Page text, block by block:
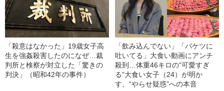
「殺意はなかった」19歳女子高
生を強姦殺害したのになぜ…裁
判所と検察が対立した「驚きの
判決」（昭和42年の事件）
「飲み込んでない」「バケツに
吐いてる」大食い動画にアンチ
殺到…体重46キロの“可愛すぎ
る”大食い女子（24）が明か
す、“やらせ疑惑”への本音